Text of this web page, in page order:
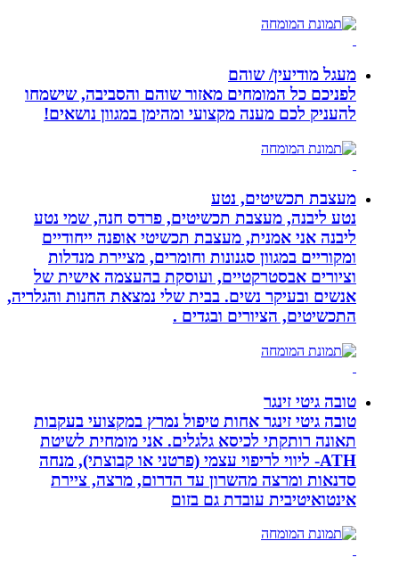
מעגל מודיעין/ שוהם
לפניכם כל המומחים מאזור שוהם והסביבה, שישמחו
להעניק לכם מענה מקצועי ומהימן במגוון נושאים!
מעצבת תכשיטים, נטע
נטע ליבנה, מעצבת תכשיטים, פרדס חנה, שמי נטע
ליבנה אני אמנית, מעצבת תכשיטי אופנה ייחודיים
ומקוריים במגוון סגנונות וחומרים, מציירת מנדלות
וציורים אבסטרקטיים, ועוסקת בהעצמה אישית של
אנשים ובעיקר נשים. בבית שלי נמצאת החנות והגלריה,
התכשיטים, הציורים ובגדים .
טובה גיטי זינגר
טובה גיטי זינגר אחות טיפול נמרץ במקצועי בעקבות
תאונה רותקתי לכיסא גלגלים. אני מומחית לשיטת
ATH- ליווי לריפוי עצמי (פרטני או קבוצתי), מנחה
סדנאות ומרצה מהשרון עד הדרום, מרצה, ציירת
אינטואיטיבית עובדת גם בזום